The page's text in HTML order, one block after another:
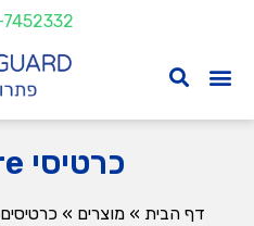
כרטיסי DESFire
דף הבית » מוצרים »